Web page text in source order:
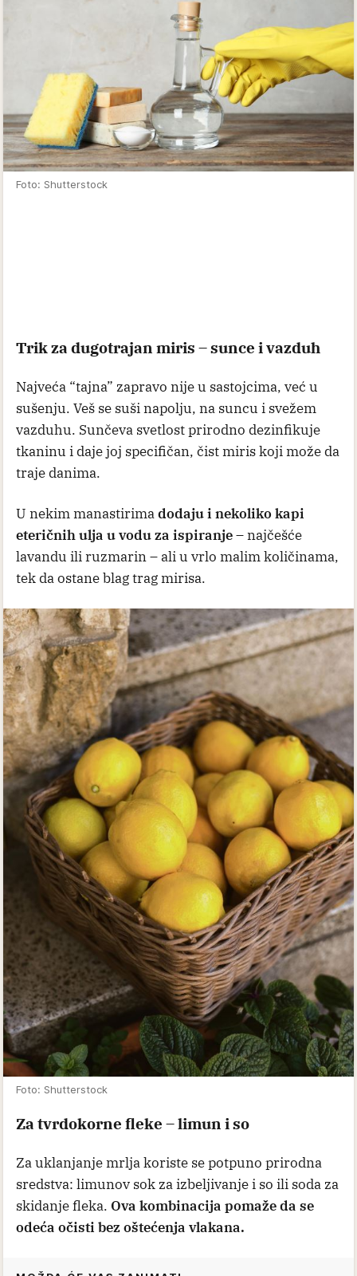
Foto: Shutterstock
Trik za dugotrajan miris – sunce i vazduh
Najveća “tajna” zapravo nije u sastojcima, već u
sušenju. Veš se suši napolju, na suncu i svežem
vazduhu. Sunčeva svetlost prirodno dezinfikuje
tkaninu i daje joj specifičan, čist miris koji može da
traje danima.
U nekim manastirimadodaju i nekoliko kapi
eteričnih ulja u vodu za ispiranje– najčešće
lavandu ili ruzmarin – ali u vrlo malim količinama,
tek da ostane blag trag mirisa.
Foto: Shutterstock
Za tvrdokorne fleke – limun i so
Za uklanjanje mrlja koriste se potpuno prirodna
sredstva: limunov sok za izbeljivanje i so ili soda za
skidanje fleka. Ova kombinacija pomaže da se
odeća očisti bez oštećenja vlakana.